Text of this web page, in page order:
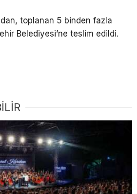
toplanan 5 binden fazla
Belediyesi’ne teslim edildi.